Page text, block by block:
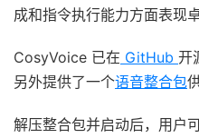
成和指令执行能力方面表现卓
CosyVoice 已在 GitHub 开
另外提供了一个语音整合包
解压整合包并启动后，用户